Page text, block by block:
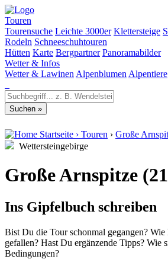
Touren
Tourensuche Leichte 3000er Klettersteige
Rodeln Schneeschuhtouren
Hütten Karte Bergpartner Panoramabilder
Wetter & Infos
Wetter & Lawinen Alpenblumen Alpentiere
Startseite › Touren › Große
Wettersteingebirge
Große Arnspitze
Ins Gipfelbuch schreiben
Bist Du die Tour schonmal gegangen?
gefallen? Hast Du ergänzende Tipps? Wie
Bedingungen?